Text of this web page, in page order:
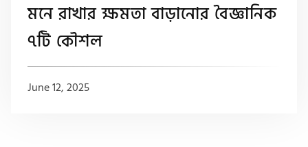
মনে রাখার ক্ষমতা বাড়ানোর বৈজ্ঞানিক
৭টি কৌশল
June 12, 2025